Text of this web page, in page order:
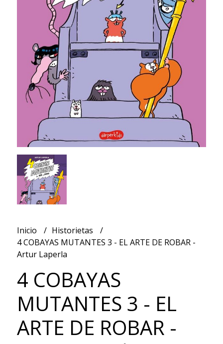
Inicio
Historietas
4 COBAYAS MUTANTES 3 - EL ARTE DE ROBAR -
Artur Laperla
4 COBAYAS
MUTANTES 3 - EL
ARTE DE ROBAR -